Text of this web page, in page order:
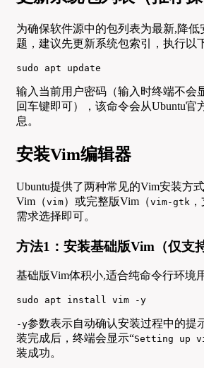
为确保软件源中的包列表为最新,降低
题，建议先更新系统包索引，执行以
sudo apt update
输入当前用户密码（输入时终端不会
回车键即可），该命令会从Ubuntu官
息。
安装Vim编辑器
Ubuntu提供了两种常见的Vim安装方
Vim（vim）或完整版Vim（vim-gtk
需求选择即可。
方法1：安装基础版Vim（仅支
基础版Vim体积小,适合纯命令行环境
sudo apt install vim -y
-y参数表示自动确认安装过程中的提
装完成后，终端会显示“Setting up
装成功。